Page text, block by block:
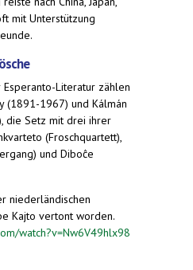
mit Unterstützung
Literatur zählen
(1891-1967) und Kálmán
die Setz mit drei ihrer
(Froschquartett),
und Diboĉe
niederländischen
Kajto vertont worden.
watch?v=Nw6V49hlx98